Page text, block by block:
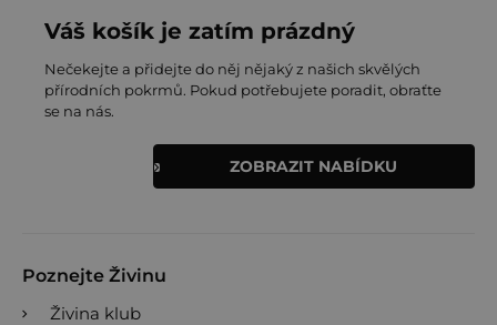
Váš košík je zatím prázdný
Nečekejte a přidejte do něj nějaký z našich skvělých
přírodních pokrmů. Pokud potřebujete poradit, obraťte
se na nás.
ZOBRAZIT NABÍDKU
Poznejte Živinu
Živina klub